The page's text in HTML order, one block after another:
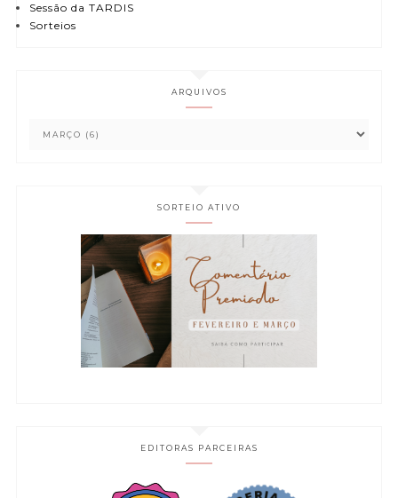
Sessão da TARDIS
Sorteios
ARQUIVOS
SORTEIO ATIVO
EDITORAS PARCEIRAS